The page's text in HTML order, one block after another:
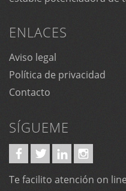
ENLACES
Aviso legal
Política de privacidad
Contacto
SÍGUEME
Te facilito atención on